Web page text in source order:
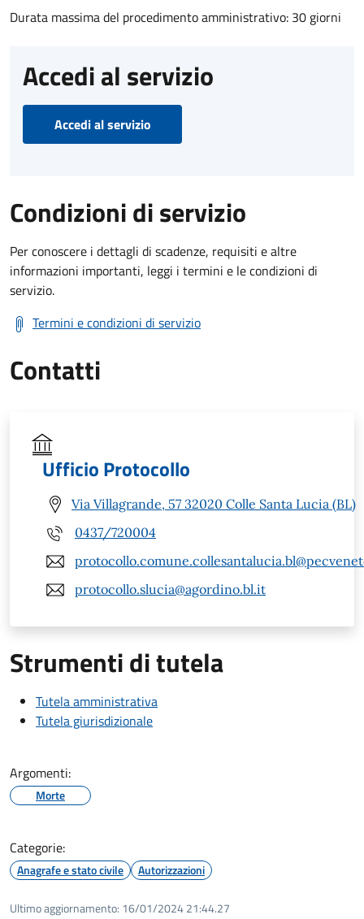
Durata massima del procedimento amministrativo: 30 giorni
Accedi al servizio
Accedi al servizio
Condizioni di servizio
Per conoscere i dettagli di scadenze, requisiti e altre
informazioni importanti, leggi i termini e le condizioni di
servizio.
Termini e condizioni di servizio
Contatti
Ufficio Protocollo
Via Villagrande, 57 32020 Colle Santa Lucia (BL)
0437/720004
protocollo.slucia@agordino.bl.it
Strumenti di tutela
Tutela amministrativa
Tutela giurisdizionale
Argomenti:
Morte
Categorie:
Anagrafe e stato civile Autorizzazioni
Ultimo aggiornamento: 16/01/2024 21:44.27